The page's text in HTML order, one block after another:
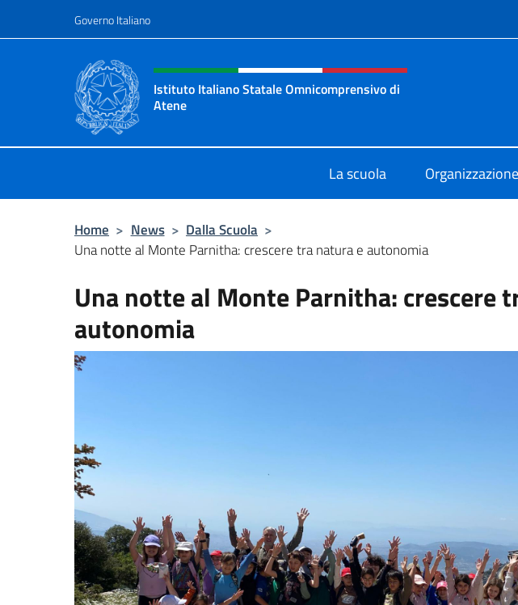
Governo Italiano
Intestazione sito, social e menù
Istituto Italiano Statale Omnicomprensivo di
Atene
La scuola
Home > News > Dalla Scuola >
Una notte al Monte Parnitha: crescere tra natura e autonomia
Una notte al Monte Parnitha: crescere
autonomia